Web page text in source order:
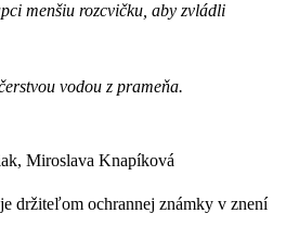
menšiu rozcvičku, aby zvládli
vodou z prameňa.
Miroslava Knapíková
držiteľom ochrannej známky v znení